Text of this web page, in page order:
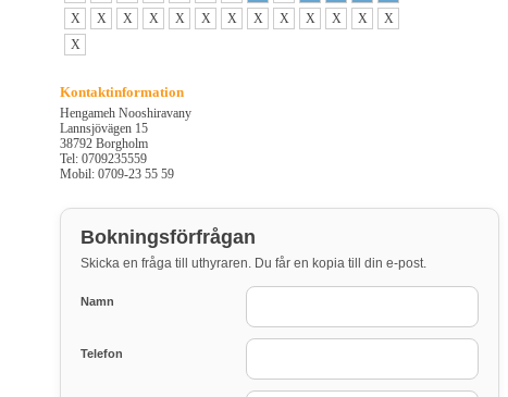
X
X X X X X X X X X X X
X
X
Kontaktinformation
Hengameh Nooshiravany
Lannsjövägen 15
38792 Borgholm
Tel: 0709235559
Mobil: 0709-23 55 59
Bokningsförfrågan
Skicka en fråga till uthyraren. Du får en kopia till din e-post.
Namn
Telefon